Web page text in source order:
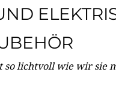
so lichtvoll wie wir sie